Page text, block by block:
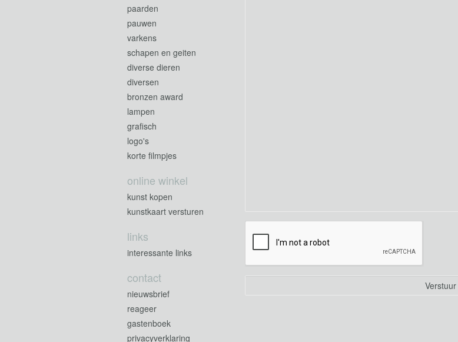
paarden
pauwen
varkens
schapen en geiten
diverse dieren
diversen
bronzen award
lampen
grafisch
logo's
korte filmpjes
online winkel
kunst kopen
kunstkaart versturen
links
interessante links
contact
nieuwsbrief
reageer
gastenboek
privacyverklaring